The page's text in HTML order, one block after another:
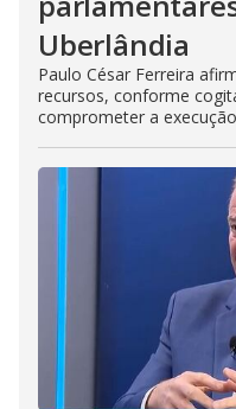
Uberlândia
Paulo César Ferreira
recursos, conforme
comprometer a